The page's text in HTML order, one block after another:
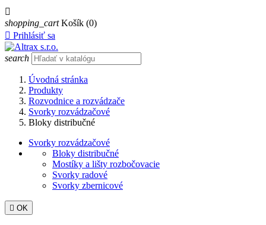

shopping_cart Košík (0)
 Prihlásiť sa
search
Úvodná stránka
Produkty
Rozvodnice a rozvádzače
Svorky rozvádzačové
Bloky distribučné
Svorky rozvádzačové
Bloky distribučné
Mostíky a lišty rozbočovacie
Svorky radové
Svorky zbernicové
 OK